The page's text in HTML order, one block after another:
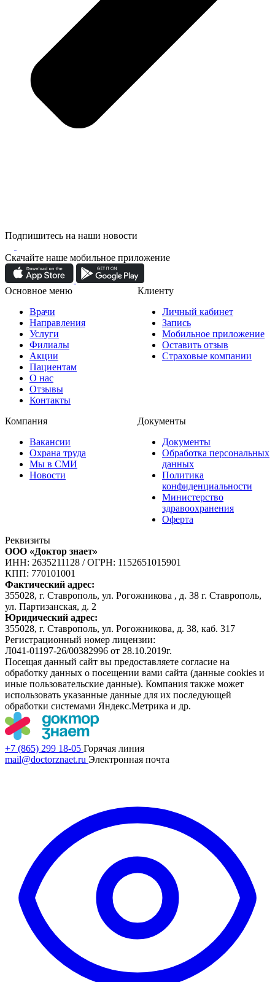
Подпишитесь на наши новости
Скачайте наше мобильное приложение
Основное меню
Врачи
Направления
Услуги
Филиалы
Акции
Пациентам
О нас
Отзывы
Контакты
Клиенту
Личный кабинет
Запись
Мобильное приложение
Оставить отзыв
Страховые компании
Компания
Вакансии
Охрана труда
Мы в СМИ
Новости
Документы
Документы
Обработка персональных
данных
Политика
конфиденциальности
Министерство
здравоохранения
Оферта
Реквизиты
ООО «Доктор знает»
ИНН: 2635211128 /ОГРН: 1152651015901
КПП: 770101001
Фактический адрес:
355028, г. Ставрополь, ул. Рогожникова , д. 38 г. Ставрополь,
ул. Партизанская, д. 2
Юридический адрес:
355028, г. Ставрополь, ул. Рогожникова, д. 38, каб. 317
Регистрационный номер лицензии:
Л041-01197-26/00382996 от 28.10.2019г.
Посещая данный сайт вы предоставляете согласие на
обработку данных о посещении вами сайта (данные cookies и
иные пользовательские данные). Компания также может
использовать указанные данные для их последующей
обработки системами Яндекс.Метрика и др.
+7 (865) 299 18-05 Горячая линия
mail@doctorznaet.ru Электронная почта